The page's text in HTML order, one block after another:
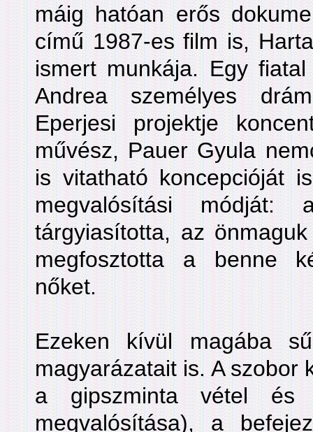
máig hatóan erős
című 1987-es film is,
ismert munkája. Egy
Andrea személyes
Eperjesi projektje
művész, Pauer Gyula
is vitatható koncepcióját
megvalósítási
tárgyiasította, az
megfosztotta a benne
nőket.
Ezeken kívül magába
magyarázatait is. A szobor
a gipszminta vétel
megvalósítása), a